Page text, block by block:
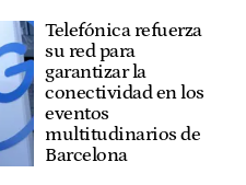
Telefónica refuerza
su red para
garantizar la
conectividad en los
eventos
multitudinarios de
Barcelona